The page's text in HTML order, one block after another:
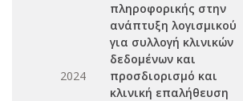
2024
πληροφορικής στην
ανάπτυξη λογισμικού
για συλλογή κλινικών
δεδομένων και
προσδιορισμό και
κλινική επαλήθευση